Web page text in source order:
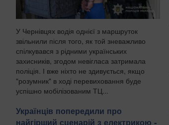
У Чернівцях водія однієї з маршруток
звільнили після того, як той зневажливо
спілкувався з рідними українських
захисників, згодом невігласа затримала
поліція. І вже ніхто не здивується, якщо
"розумник" в ході перевиховання буде
успішно мобілізованим ТЦ...
Українців попередили про
найгірший сценарій з електрикою -